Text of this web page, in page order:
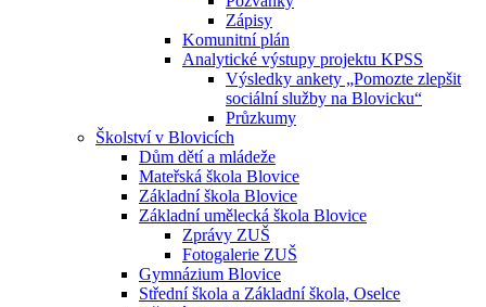
Zápisy
Komunitní plán
Analytické výstupy projektu KPSS
Výsledky ankety „Pomozte zlepšit
sociální služby na Blovicku“
Průzkumy
Školství v Blovicích
Dům dětí a mládeže
Mateřská škola Blovice
Základní škola Blovice
Základní umělecká škola Blovice
Zprávy ZUŠ
Fotogalerie ZUŠ
Gymnázium Blovice
Střední škola a Základní škola, Oselce